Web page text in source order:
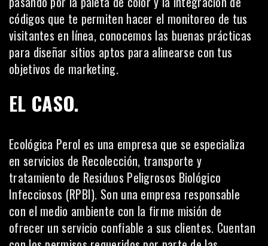
códigos que te permiten hacer el monitoreo de tus
visitantes en línea, conocemos las buenas prácticas
para diseñar sitios aptos para alinearse con tus
objetivos de marketing.
EL CASO.
Ecológica Perol es una empresa que se especializa
en servicios de Recolección, transporte y
tratamiento de Residuos Peligrosos Biológico
Infecciosos (RPBI). Son una empresa responsable
con el medio ambiente con la firme misión de
ofrecer un servicio confiable a sus clientes. Cuentan